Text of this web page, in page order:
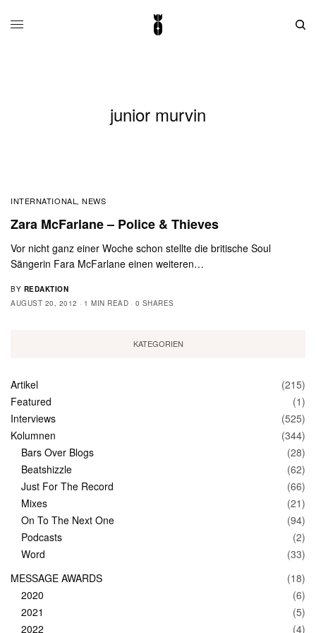
junior murvin
INTERNATIONAL ,NEWS
Zara McFarlane – Police & Thieves
Vor nicht ganz einer Woche schon stellte die britische Soul
Sängerin Fara McFarlane einen weiteren…
BY REDAKTION
AUGUST 20, 2012
1 MIN READ 0 SHARES
KATEGORIEN
Artikel
(215)
Featured
(1)
Interviews
(525)
Kolumnen
(344)
Bars Over Blogs
(28)
Beatshizzle
(62)
Just For The Record
(66)
Mixes
(21)
On To The Next One
(94)
Podcasts
(2)
Word
(33)
MESSAGE AWARDS
(18)
2020
(6)
2021
(5)
2022
(4)